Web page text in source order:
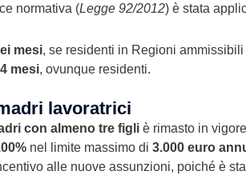
normativa (Legge 92/2012) è stata
mesi, se residenti in Regioni
mesi, ovunque residenti.
lavoratrici
con almeno tre figli è rimasto in
nel limite massimo di 3.000 euro
alle nuove assunzioni, poiché è